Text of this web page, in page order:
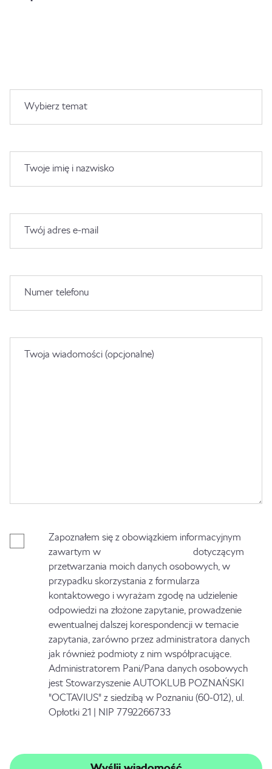
Wybierz temat
Twoje imię i nazwisko
Twój adres e-mail
Numer telefonu
Twoja wiadomości (opcjonalne)
Zapoznałem się z obowiązkiem informacyjnym
zawartym w
dotyczącym
przetwarzania moich danych osobowych, w
przypadku skorzystania z formularza
kontaktowego i wyrażam zgodę na udzielenie
odpowiedzi na złożone zapytanie, prowadzenie
ewentualnej dalszej korespondencji w temacie
zapytania, zarówno przez administratora danych
jak również podmioty z nim współpracujące.
Administratorem Pani/Pana danych osobowych
jest Stowarzyszenie AUTOKLUB POZNAŃSKI
"OCTAVIUS" z siedzibą w Poznaniu (60-012), ul.
Opłotki 21 | NIP 7792266733